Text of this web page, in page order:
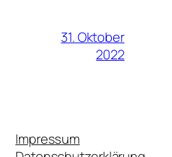
31. Oktober
2022
Impressum